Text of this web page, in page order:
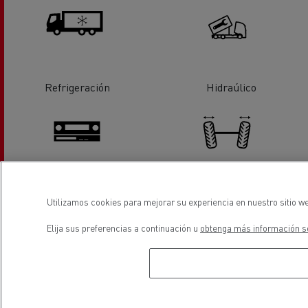
Refrigeración Hidraúlico
Utilizamos cookies para mejorar su experiencia en nuestro sitio
Elija sus preferencias a continuación u obtenga más información